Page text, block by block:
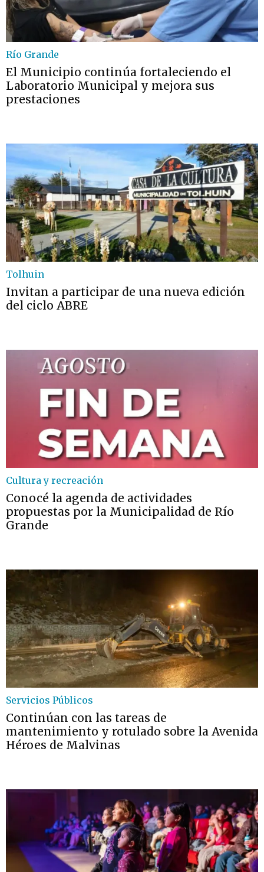
Río Grande
El Municipio continúa fortaleciendo el
Laboratorio Municipal y mejora sus
prestaciones
Tolhuin
Invitan a participar de una nueva edición
del ciclo ABRE
Cultura y recreación
Conocé la agenda de actividades
propuestas por la Municipalidad de Río
Grande
Servicios Públicos
Continúan con las tareas de
mantenimiento y rotulado sobre la Avenida
Héroes de Malvinas